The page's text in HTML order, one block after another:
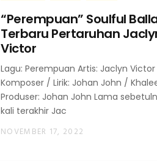
“Perempuan” Soulful
Terbaru Pertaruhan
Victor
Lagu: Perempuan Artis: Jaclyn Victor
Komposer / Lirik: Johan John /
Produser: Johan John Lama
kali terakhir Jac
NOVEMBER 17, 2022